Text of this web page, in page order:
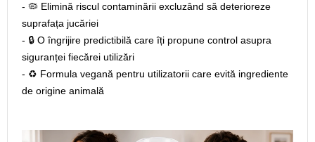
- 🦠 Elimină riscul contaminării excluzând să deterioreze
suprafața jucăriei
- 🔒 O îngrijire predictibilă care îți propune control asupra
siguranței fiecărei utilizări
- ♻️ Formula vegană pentru utilizatorii care evită ingrediente
de origine animală